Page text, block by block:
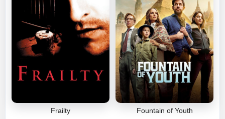
Frailty Fountain of Youth